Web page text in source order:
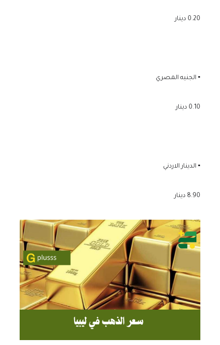
0.20 دينار
▪️ الجنيه المصري
0.10 دينار
▪️ الدينار الاردني
8.90 دينار